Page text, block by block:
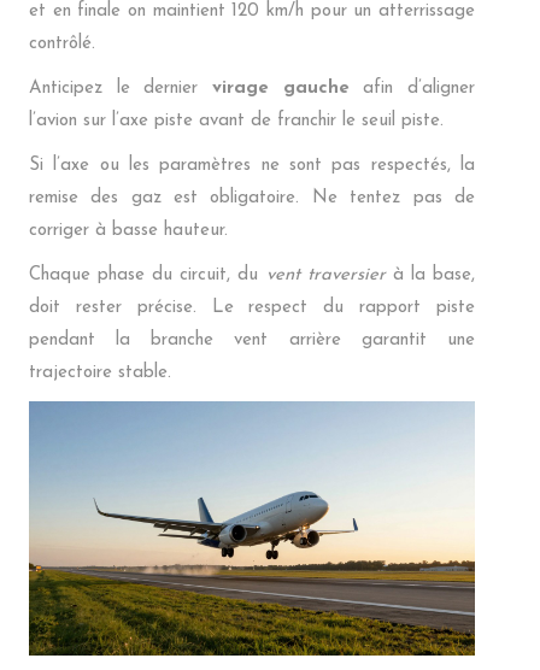
et en finale on maintient 120 km/h pour un atterrissage
contrôlé.
Anticipez le dernier virage gauche afin d’aligner
l’avion sur l’axe piste avant de franchir le seuil piste.
Si l’axe ou les paramètres ne sont pas respectés, la
remise des gaz est obligatoire. Ne tentez pas de
corriger à basse hauteur.
Chaque phase du circuit, du vent traversierà la base,
doit rester précise. Le respect du rapport piste
pendant la branche vent arrière garantit une
trajectoire stable.